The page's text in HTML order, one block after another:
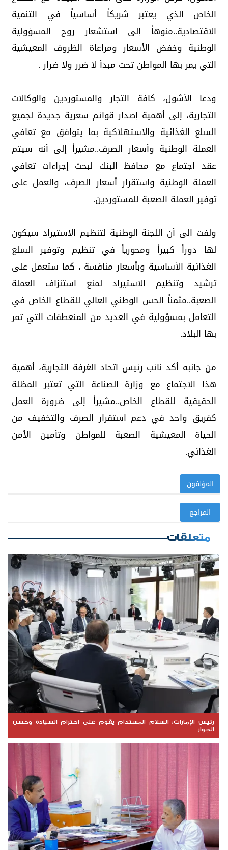
الخاص الذي يعتبر شريكاً أساسياً في التنمية
الاقتصادية..منوهاً إلى استشعار روح المسؤولية
الوطنية وخفض الأسعار ومراعاة الظروف المعيشية
التي يمر بها المواطن تحت مبدأ لا ضرر ولا ضرار .
ودعا الأشول، كافة التجار والمستوردين والوكالات
التجارية، إلى أهمية إصدار قوائم سعرية جديدة لجميع
السلع الغذائية والاستهلاكية بما يتوافق مع تعافي
العملة الوطنية وأسعار الصرف..مشيراً إلى أنه سيتم
عقد اجتماع مع محافظ البنك لبحث إجراءات تعافي
العملة الوطنية واستقرار أسعار الصرف، والعمل على
توفير العملة الصعبة للمستوردين.
ولفت الى أن اللجنة الوطنية لتنظيم الاستيراد سيكون
لها دوراً كبيراً ومحورياً في تنظيم وتوفير السلع
الغذائية الأساسية وبأسعار منافسة ، كما ستعمل على
ترشيد وتنظيم الاستيراد لمنع استنزاف العملة
الصعبة..مثمناً الحس الوطني العالي للقطاع الخاص في
التعامل بمسؤولية في العديد من المنعطفات التي تمر
بها البلاد.
من جانبه أكد نائب رئيس اتحاد الغرفة التجارية، أهمية
هذا الاجتماع مع وزارة الصناعة التي تعتبر المظلة
الحقيقية للقطاع الخاص..مشيراً إلى ضرورة العمل
كفريق واحد في دعم استقرار الصرف والتخفيف من
الحياة المعيشية الصعبة للمواطن وتأمين الأمن
الغذائي.
المؤلفون
المراجع
متعلقات
رئيس الإمارات: السلام المستدام يقوم على احترام السيادة وحسن
الجوار